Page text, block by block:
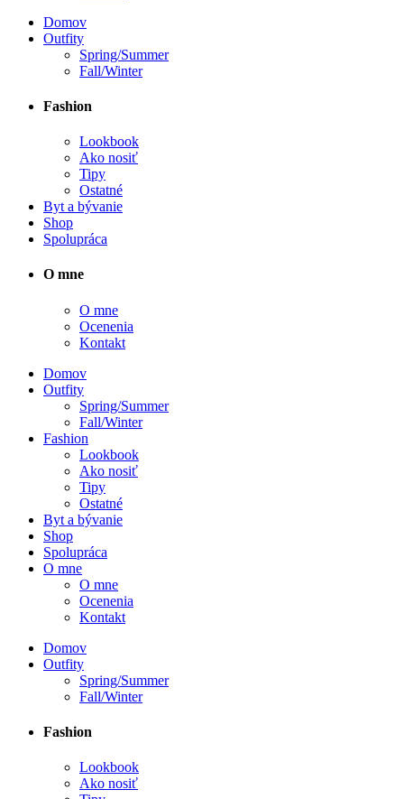
Domov
Outfity
Spring/Summer
Fall/Winter
Fashion
Lookbook
Ako nosiť
Tipy
Ostatné
Byt a bývanie
Shop
Spolupráca
O mne
O mne
Ocenenia
Kontakt
Domov
Outfity
Spring/Summer
Fall/Winter
Fashion
Lookbook
Ako nosiť
Tipy
Ostatné
Byt a bývanie
Shop
Spolupráca
O mne
O mne
Ocenenia
Kontakt
Domov
Outfity
Spring/Summer
Fall/Winter
Fashion
Lookbook
Ako nosiť